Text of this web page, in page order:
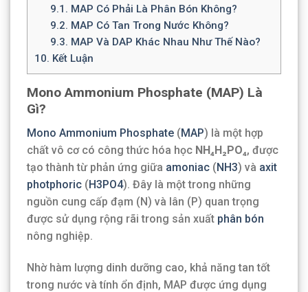
9.1. MAP Có Phải Là Phân Bón Không?
9.2. MAP Có Tan Trong Nước Không?
9.3. MAP Và DAP Khác Nhau Như Thế Nào?
10. Kết Luận
Mono Ammonium Phosphate (MAP) Là
Gì?
Mono Ammonium Phosphate (MAP) là một hợp
chất vô cơ có công thức hóa học NH₄H₂PO₄, được
tạo thành từ phản ứng giữa amoniac (NH3) và axit
photphoric (H3PO4). Đây là một trong những
nguồn cung cấp đạm (N) và lân (P) quan trọng
được sử dụng rộng rãi trong sản xuất phân bón
nông nghiệp.
Nhờ hàm lượng dinh dưỡng cao, khả năng tan tốt
trong nước và tính ổn định, MAP được ứng dụng